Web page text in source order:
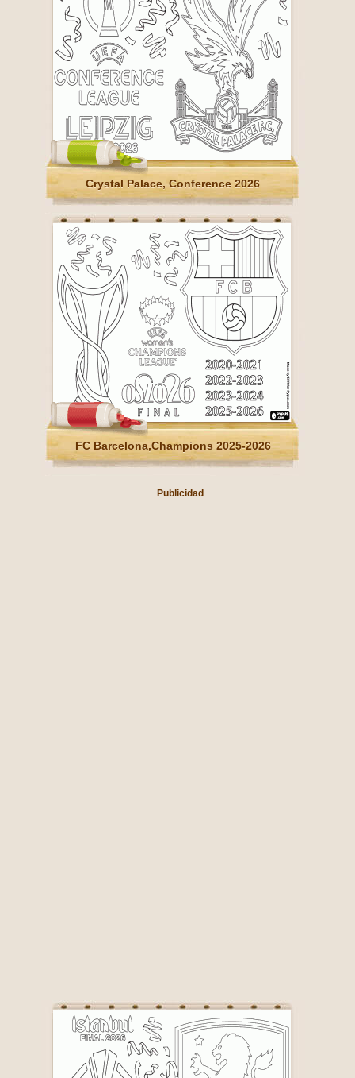
Crystal Palace, Conference 2026
FC Barcelona,Champions 2025-2026
Publicidad